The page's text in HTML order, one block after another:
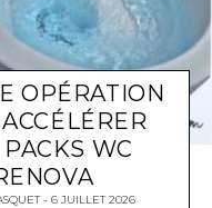
OPÉRATION
WC
6 JUILLET 2026